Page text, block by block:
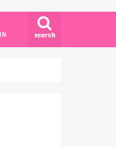
search